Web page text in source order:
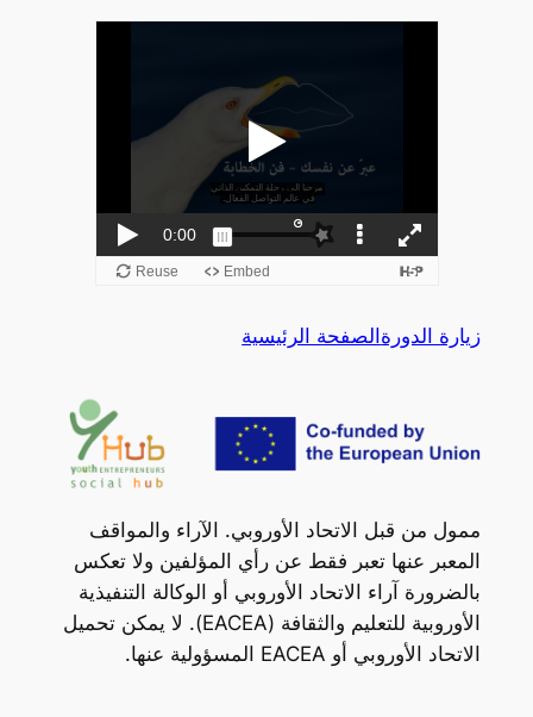
زيارة الدورة الصفحة الرئيسية
ممول من قبل الاتحاد الأوروبي. الآراء والمواقف
المعبر عنها تعبر فقط عن رأي المؤلفين ولا تعكس
بالضرورة آراء الاتحاد الأوروبي أو الوكالة التنفيذية
الأوروبية للتعليم والثقافة (EACEA). لا يمكن تحميل
الاتحاد الأوروبي أو EACEA المسؤولية عنها.